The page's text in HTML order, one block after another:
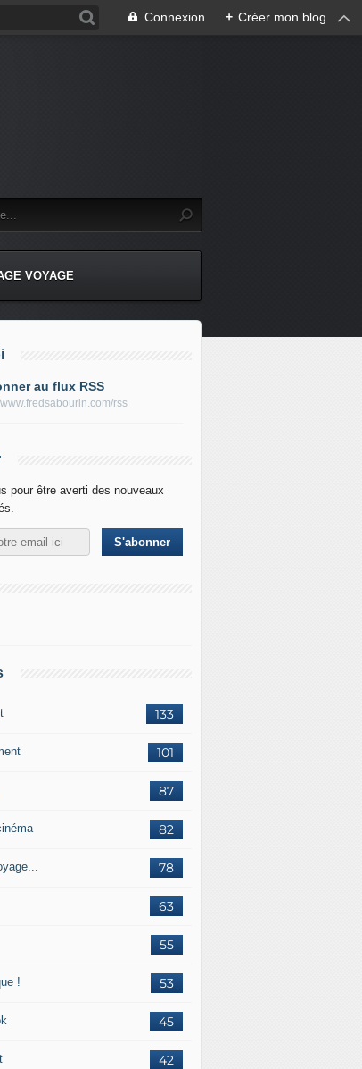
Connexion + Créer mon blog
VOYAGE
au flux RSS
www.fredsabourin.com/rss
pour être averti des nouveaux
133
101
87
82
78
63
55
53
!
45
42